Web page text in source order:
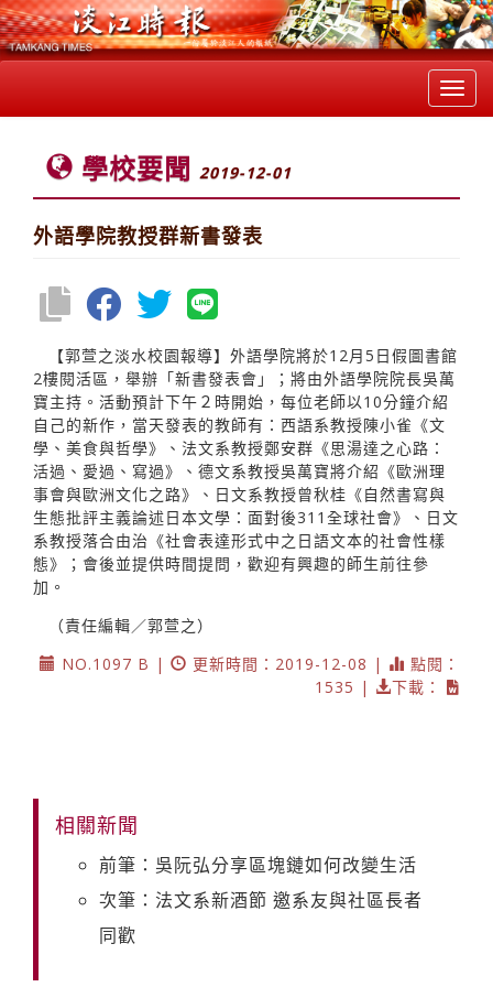
學校要聞 2019-12-01
外語學院教授群新書發表
【郭萱之淡水校園報導】外語學院將於12月5日假圖書館
2樓閱活區，舉辦「新書發表會」；將由外語學院院長吳萬
寶主持。活動預計下午２時開始，每位老師以10分鐘介紹
自己的新作，當天發表的教師有：西語系教授陳小雀《文
學、美食與哲學》、法文系教授鄭安群《思湯達之心路：
活過、愛過、寫過》、德文系教授吳萬寶將介紹《歐洲理
事會與歐洲文化之路》、日文系教授曾秋桂《自然書寫與
生態批評主義論述日本文學：面對後311全球社會》、日文
系教授落合由治《社會表達形式中之日語文本的社會性樣
態》；會後並提供時間提問，歡迎有興趣的師生前往參
加。
（責任編輯／郭萱之）
NO.1097 B |
更新時間：2019-12-08 |
點閱：
1535 |
下載：
相關新聞
前筆：吳阮弘分享區塊鏈如何改變生活
次筆：法文系新酒節 邀系友與社區長者
同歡